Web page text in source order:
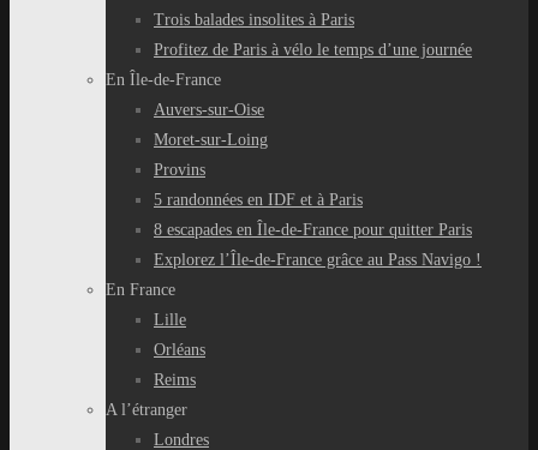
Trois balades insolites à Paris
Profitez de Paris à vélo le temps d’une journée
En Île-de-France
Auvers-sur-Oise
Moret-sur-Loing
Provins
5 randonnées en IDF et à Paris
8 escapades en Île-de-France pour quitter Paris
Explorez l’Île-de-France grâce au Pass Navigo !
En France
Lille
Orléans
Reims
A l’étranger
Londres